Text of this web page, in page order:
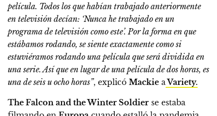
película. Todos los que habían trabajado anteriormente
en televisión decían: ‘Nunca he trabajado en un
programa de televisión como este’. Por la forma en que
estábamos rodando, se siente exactamente como si
estuviéramos rodando una película que será dividida en
una serie. Así que en lugar de una película de dos horas, es
una de seis u ocho horas”, explicó Mackie aVariety.
The Falcon and the Winter Soldier se estaba